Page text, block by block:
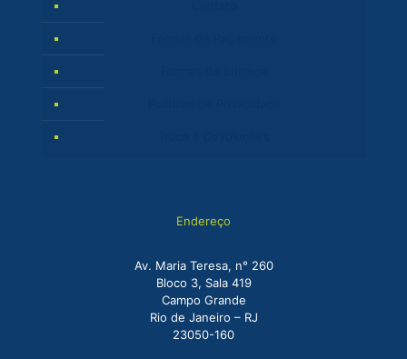
Endereço
Av. Maria Teresa, n° 260
Bloco 3, Sala 419
Campo Grande
Rio de Janeiro – RJ
23050-160